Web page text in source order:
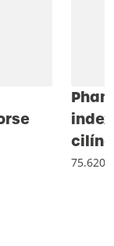
75.620